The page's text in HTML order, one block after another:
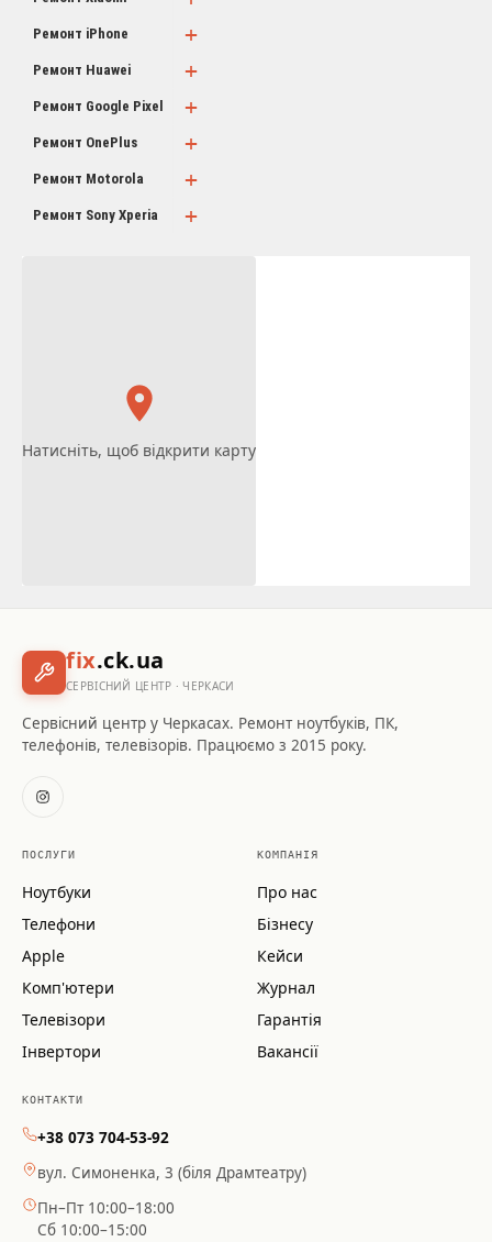
Ремонт iPhone +
Ремонт Huawei +
Ремонт Google Pixel +
Ремонт OnePlus +
Ремонт Motorola +
Ремонт Sony Xperia +
Натисніть, щоб відкрити карту
fix.ck.ua
СЕРВІСНИЙ ЦЕНТР · ЧЕРКАСИ
Сервісний центр у Черкасах. Ремонт ноутбуків, ПК,
телефонів, телевізорів. Працюємо з 2015 року.
ПОСЛУГИ
Ноутбуки
Телефони
Apple
Комп'ютери
Телевізори
Інвертори
КОМПАНІЯ
Про нас
Бізнесу
Кейси
Журнал
Гарантія
Вакансії
КОНТАКТИ
+38 073 704-53-92
вул. Симоненка, 3 (біля Драмтеатру)
Пн–Пт 10:00–18:00
Сб 10:00–15:00